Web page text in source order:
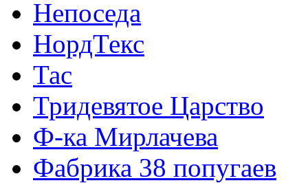
Непоседа
НордТекс
Тас
Тридевятое Царство
Ф-ка Мирлачева
Фабрика 38 попугаев